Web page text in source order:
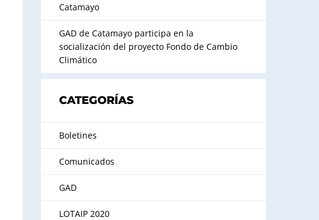
Catamayo
GAD de Catamayo participa en la
socialización del proyecto Fondo de Cambio
Climático
CATEGORÍAS
Boletines
Comunicados
GAD
LOTAIP 2020